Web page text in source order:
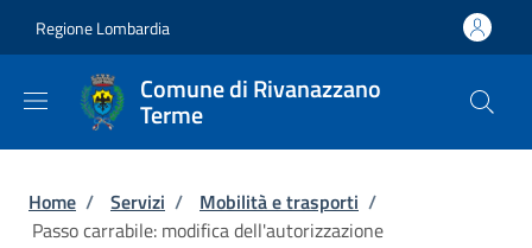
Regione Lombardia
Comune di Rivanazzano
Terme
Briciole di pane
Home / Servizi / Mobilità e trasporti /
Passo carrabile: modifica dell'autorizzazione